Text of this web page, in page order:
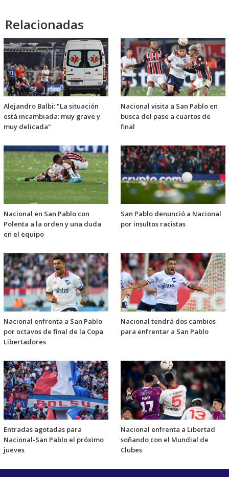
Relacionadas
Alejandro Balbi: "La situación
está incambiada: muy grave y
muy delicada"
Nacional visita a San Pablo en
busca del pase a cuartos de
final
Nacional en San Pablo con
Polenta a la orden y una duda
en el equipo
San Pablo denunció a Nacional
por insultos racistas
Nacional enfrenta a San Pablo
por octavos de final de la Copa
Libertadores
Nacional tendrá dos cambios
para enfrentar a San Pablo
Entradas agotadas para
Nacional-San Pablo el próximo
jueves
Nacional enfrenta a Libertad
soñando con el Mundial de
Clubes